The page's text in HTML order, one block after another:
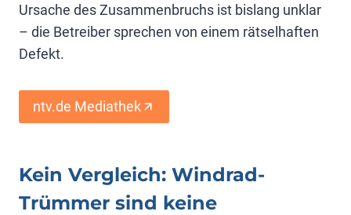
Ursache des Zusammenbruchs ist bislang unklar
– die Betreiber sprechen von einem rätselhaften
Defekt.
ntv.de Mediathek
Kein Vergleich: Windrad-
Trümmer sind keine